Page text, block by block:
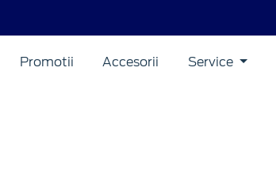
Promotii Accesorii Service